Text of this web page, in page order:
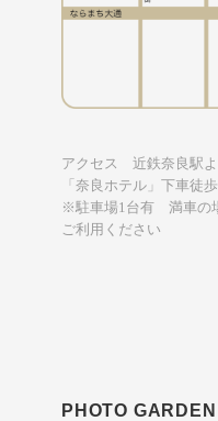
アクセス 近鉄奈良駅よ
「奈良ホテル」下車徒
※駐車場1台有 満車の
ご利用ください
PHOTO GARDEN